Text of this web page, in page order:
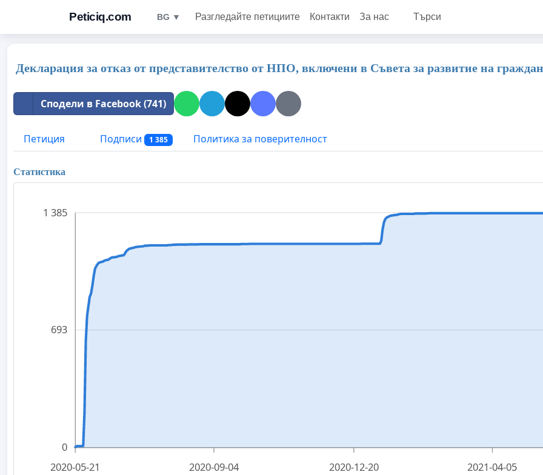
Peticiq.com BG ▼ Разгледайте петициите Контакти За нас Търси
Декларация за отказ от представителство от НПО, включени в Съвета за развитие на
Сподели в Facebook (741)
Петиция Подписи 1 385 Политика за поверителност
Статистика
0
693
1 385
2020-05-21 2020-09-04 2020-12-20 2021-04-05